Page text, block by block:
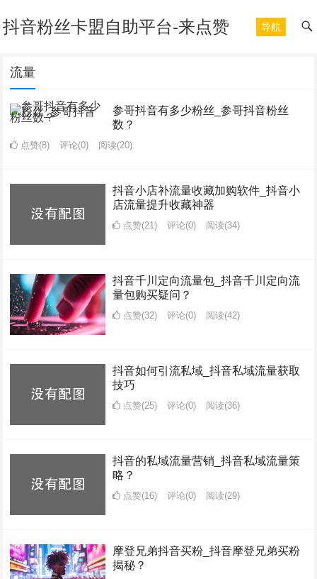
抖音粉丝卡盟自助平台-来点赞 导航
流量
参哥抖音有多少粉丝_参哥抖音粉丝
数？
点赞(8) 评论(0) 阅读(20)
抖音小店补流量收藏加购软件_抖音小
店流量提升收藏神器
点赞(21) 评论(0) 阅读(34)
抖音千川定向流量包_抖音千川定向流
量包购买疑问？
点赞(32) 评论(0) 阅读(42)
抖音如何引流私域_抖音私域流量获取
技巧
点赞(25) 评论(0) 阅读(36)
抖音的私域流量营销_抖音私域流量策
略？
点赞(16) 评论(0) 阅读(29)
摩登兄弟抖音买粉_抖音摩登兄弟买粉
揭秘？